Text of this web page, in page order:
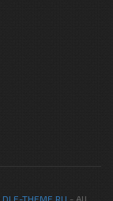
DLE-THEME.RU - All